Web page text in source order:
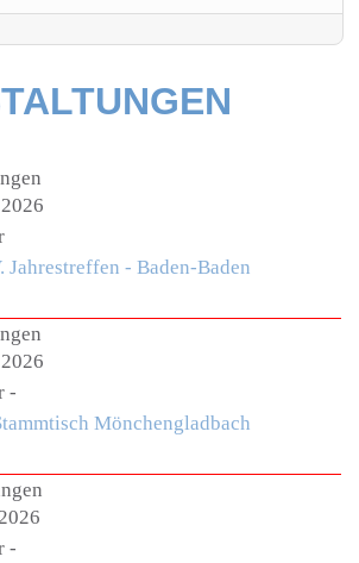
Jahrestreffen - Baden-Baden
-
Mönchengladbach
-